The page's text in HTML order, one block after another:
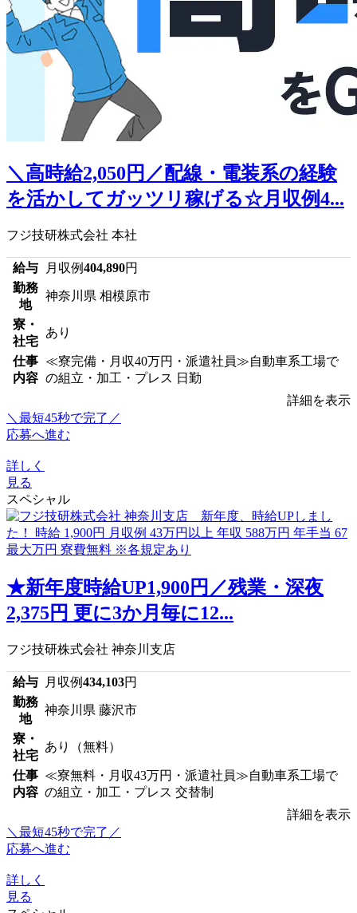
＼高時給2,050円／配線・電装系の経験
を活かしてガッツリ稼げる☆月収例4...
フジ技研株式会社 本社
給与 月収例404,890円
勤務
地
神奈川県 相模原市
寮・
社宅
あり
仕事
内容
≪寮完備・月収40万円・派遣社員≫自動車系工場で
の組立・加工・プレス 日勤
詳細を表示
＼最短45秒で完了／
応募へ進む
詳しく
見る
スペシャル
★新年度時給UP1,900円／残業・深夜
2,375円 更に3か月毎に12...
フジ技研株式会社 神奈川支店
給与 月収例434,103円
勤務
地
神奈川県 藤沢市
寮・
社宅
あり（無料）
仕事
内容
≪寮無料・月収43万円・派遣社員≫自動車系工場で
の組立・加工・プレス 交替制
詳細を表示
＼最短45秒で完了／
応募へ進む
詳しく
見る